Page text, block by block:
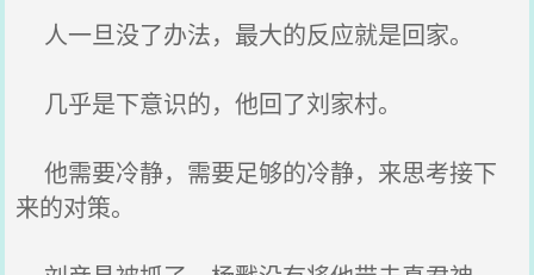
人一旦没了办法，最大的反应就是回家。
几乎是下意识的，他回了刘家村。
他需要冷静，需要足够的冷静，来思考接下
来的对策。